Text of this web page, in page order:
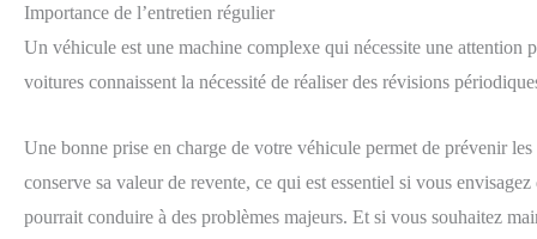
Importance de l’entretien régulier
Un véhicule est une machine complexe qui nécessite une
voitures connaissent la nécessité de réaliser des révisions
Une bonne prise en charge de votre véhicule permet de prévenir
conserve sa valeur de revente, ce qui est essentiel si vous
pourrait conduire à des problèmes majeurs. Et si vous souhaitez